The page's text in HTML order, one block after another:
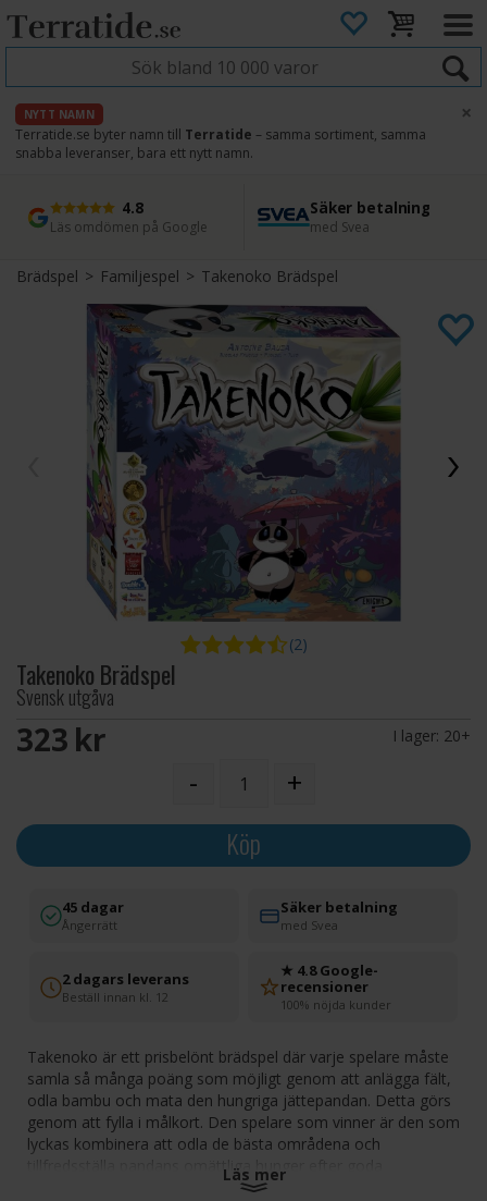
NYTT NAMN
Terratide.se byter namn till Terratide – samma sortiment, samma
snabba leveranser, bara ett nytt namn.
×
4.8
Läs omdömen på Google
Säker betalning
med Svea
Snabb leverans
Direkt från lager
45 dagars ångerrätt
Enkel retur
Brädspel> Familjespel>Takenoko Brädspel
(2)
Takenoko Brädspel
Svensk utgåva
323 SEK I lager: 20+
- +
Köp
45 dagar
Ångerrätt
Säker betalning
med Svea
2 dagars leverans
Beställ innan kl. 12
★ 4.8 Google-
recensioner
100% nöjda kunder
Takenoko är ett prisbelönt brädspel där varje spelare måste
samla så många poäng som möjligt genom att anlägga fält,
odla bambu och mata den hungriga jättepandan. Detta görs
genom att fylla i målkort. Den spelare som vinner är den som
lyckas kombinera att odla de bästa områdena och
tillfredsställa pandans omättliga hunger efter goda
bambuskott. Takenoko har enkla mekanismer och en
Läs mer